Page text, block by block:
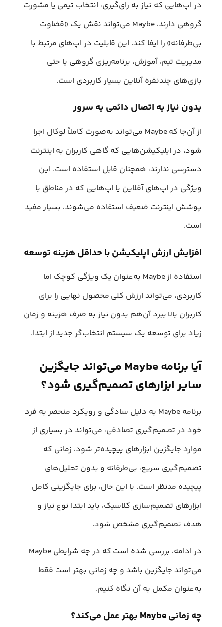
در اپ‌هایی که نیاز به رای‌گیری، انتخاب تیمی یا مشورت
گروهی دارند، Maybe می‌تواند نقش یک «قضاوت
بی‌طرفانه» را ایفا کند. این قابلیت در اپ‌های مرتبط با
مدیریت تیم، آموزش، برنامه‌ریزی گروهی یا حتی
بازی‌های چندنفره آنلاین بسیار کاربردی است.
بدون نیاز به اتصال دائمی به سرور
از آن‌جا که Maybe می‌تواند به‌صورت کاملاً لوکال اجرا
شود، در اپلیکیشن‌هایی که گاهی کاربران به اینترنت
دسترسی ندارند، همچنان قابل استفاده است. این
ویژگی در اپ‌های آفلاین یا اپ‌هایی که در مناطق با
پوشش اینترنت ضعیف استفاده می‌شوند، بسیار مفید
است.
افزایش ارزش اپلیکیشن با حداقل هزینه توسعه
استفاده از Maybe به‌عنوان یک ویژگی کوچک اما
کاربردی، می‌تواند ارزش کلی محصول نهایی را برای
کاربران بالا ببرد آن‌هم بدون نیاز به صرف هزینه و زمان
زیاد برای توسعه یک سیستم انتخاب‌گر جدید از ابتدا.
آیا برنامه Maybe می‌تواند جایگزین
سایر ابزارهای تصمیم‌گیری شود؟
برنامه Maybe به دلیل سادگی و رویکرد منحصر به فرد
خود در تصمیم‌گیری تصادفی، می‌تواند در بسیاری از
موارد جایگزین ابزارهای پیچیده‌تر شود، زمانی که
تصمیم‌گیری سریع، بی‌طرفانه و بدون تحلیل‌های
پیچیده مدنظر است. با این حال، برای جایگزینی کامل
ابزارهای تصمیم‌سازی کلاسیک، باید ابتدا نوع نیاز و
هدف تصمیم‌گیری مشخص شود.
در ادامه، بررسی شده است که در چه شرایطی Maybe
می‌تواند جایگزین باشد و چه زمانی بهتر است فقط
به‌عنوان مکمل به آن نگاه کنیم.
چه زمانی Maybe بهتر عمل می‌کند؟